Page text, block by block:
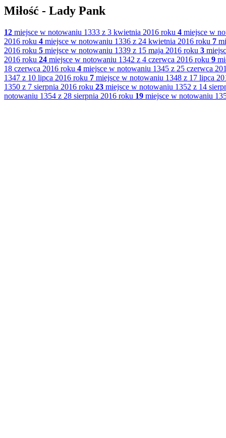
Miłość - Lady Pank
12 miejsce w notowaniu 1333 z 3 kwietnia 2016 roku 4 miejsce w
2016 roku 4 miejsce w notowaniu 1336 z 24 kwietnia 2016 roku 7
2016 roku 5 miejsce w notowaniu 1339 z 15 maja 2016 roku 3
2016 roku 24 miejsce w notowaniu 1342 z 4 czerwca 2016 roku 9
18 czerwca 2016 roku 4 miejsce w notowaniu 1345 z 25 czerwca
1347 z 10 lipca 2016 roku 7 miejsce w notowaniu 1348 z 17 lipca
1350 z 7 sierpnia 2016 roku 23 miejsce w notowaniu 1352 z 14
notowaniu 1354 z 28 sierpnia 2016 roku 19 miejsce w notowaniu